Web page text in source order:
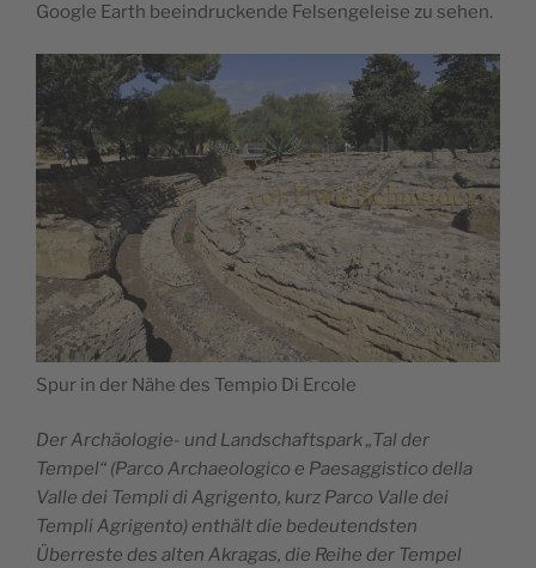
Google Earth beeindruckende Felsengeleise zu sehen.
Spur in der Nähe des Tempio Di Ercole
Der Archäologie- und Landschaftspark „Tal der
Tempel“ (Parco Archaeologico e Paesaggistico della
Valle dei Templi di Agrigento, kurz Parco Valle dei
Templi Agrigento) enthält die bedeutendsten
Überreste des alten Akragas, die Reihe der Tempel